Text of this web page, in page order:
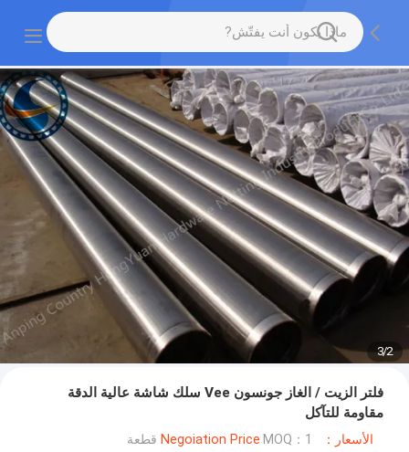
2
/
3
فلتر الزيت / الغاز جونسون Vee سلك شاشة عالية الدقة
مقاومة للتآكل
الأسعار：Negoiation Price MOQ：1 قطعة